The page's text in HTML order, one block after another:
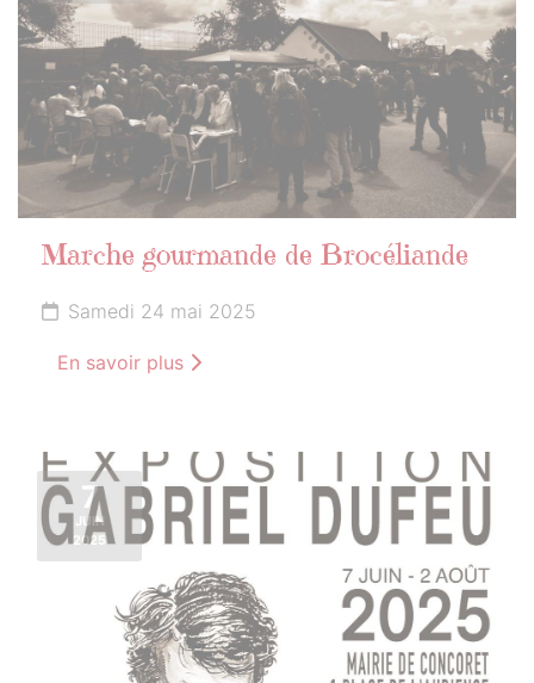
Marche gourmande de Brocéliande
Samedi 24 mai 2025
En savoir plus
7
JUIN
2025